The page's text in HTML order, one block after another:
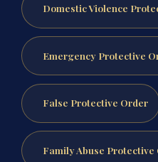
Domestic Violence
Emergency Protective
False Protective Order
Family Abuse Protective